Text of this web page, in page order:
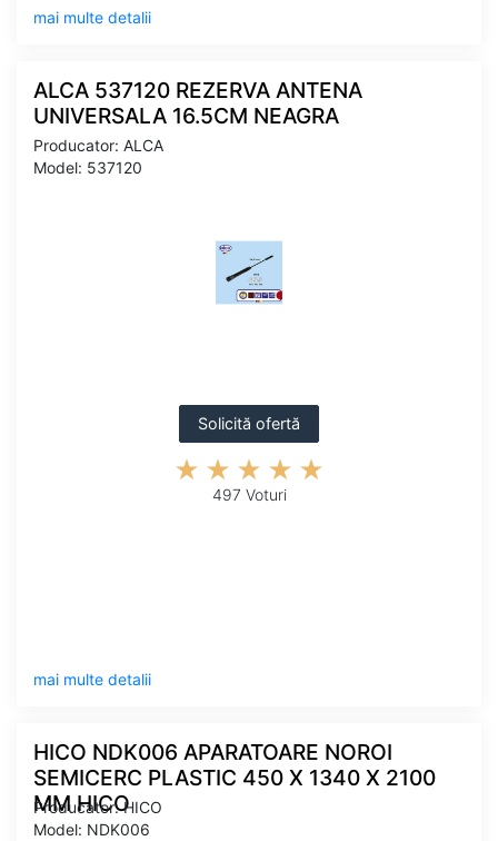
mai multe detalii
ALCA 537120 REZERVA ANTENA
UNIVERSALA 16.5CM NEAGRA
Producator: ALCA
Model: 537120
Solicită ofertă
497 Voturi
mai multe detalii
HICO NDK006 APARATOARE NOROI
SEMICERC PLASTIC 450 X 1340 X 2100
MM HICO
Producator: HICO
Model: NDK006